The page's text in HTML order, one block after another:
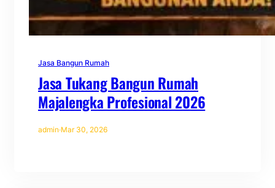
Jasa Bangun Rumah
Jasa Tukang Bangun Rumah
Majalengka Profesional 2026
admin·Mar 30, 2026